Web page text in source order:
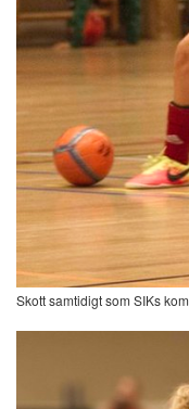
Skott samtidigt som SIKs